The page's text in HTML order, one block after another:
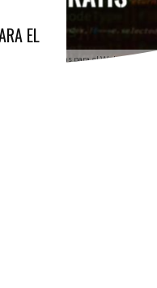
Gratuitas para el Web Scraping
EL